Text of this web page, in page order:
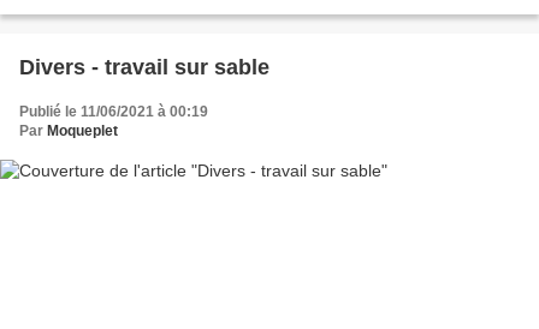
Divers - travail sur sable
Publié le 11/06/2021 à 00:19
Par Moqueplet